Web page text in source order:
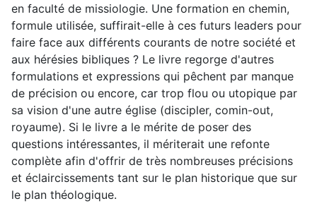
en faculté de missiologie. Une formation en chemin,
formule utilisée, suffirait-elle à ces futurs leaders pour
faire face aux différents courants de notre société et
aux hérésies bibliques ? Le livre regorge d'autres
formulations et expressions qui pêchent par manque
de précision ou encore, car trop flou ou utopique par
sa vision d'une autre église (discipler, comin-out,
royaume). Si le livre a le mérite de poser des
questions intéressantes, il mériterait une refonte
complète afin d'offrir de très nombreuses précisions
et éclaircissements tant sur le plan historique que sur
le plan théologique.